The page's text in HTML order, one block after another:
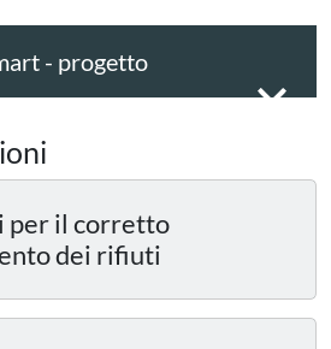
- progetto
per il corretto
dei rifiuti